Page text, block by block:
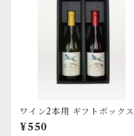
ワイン2本用 ギフトボックス
（箱のみ）
¥550